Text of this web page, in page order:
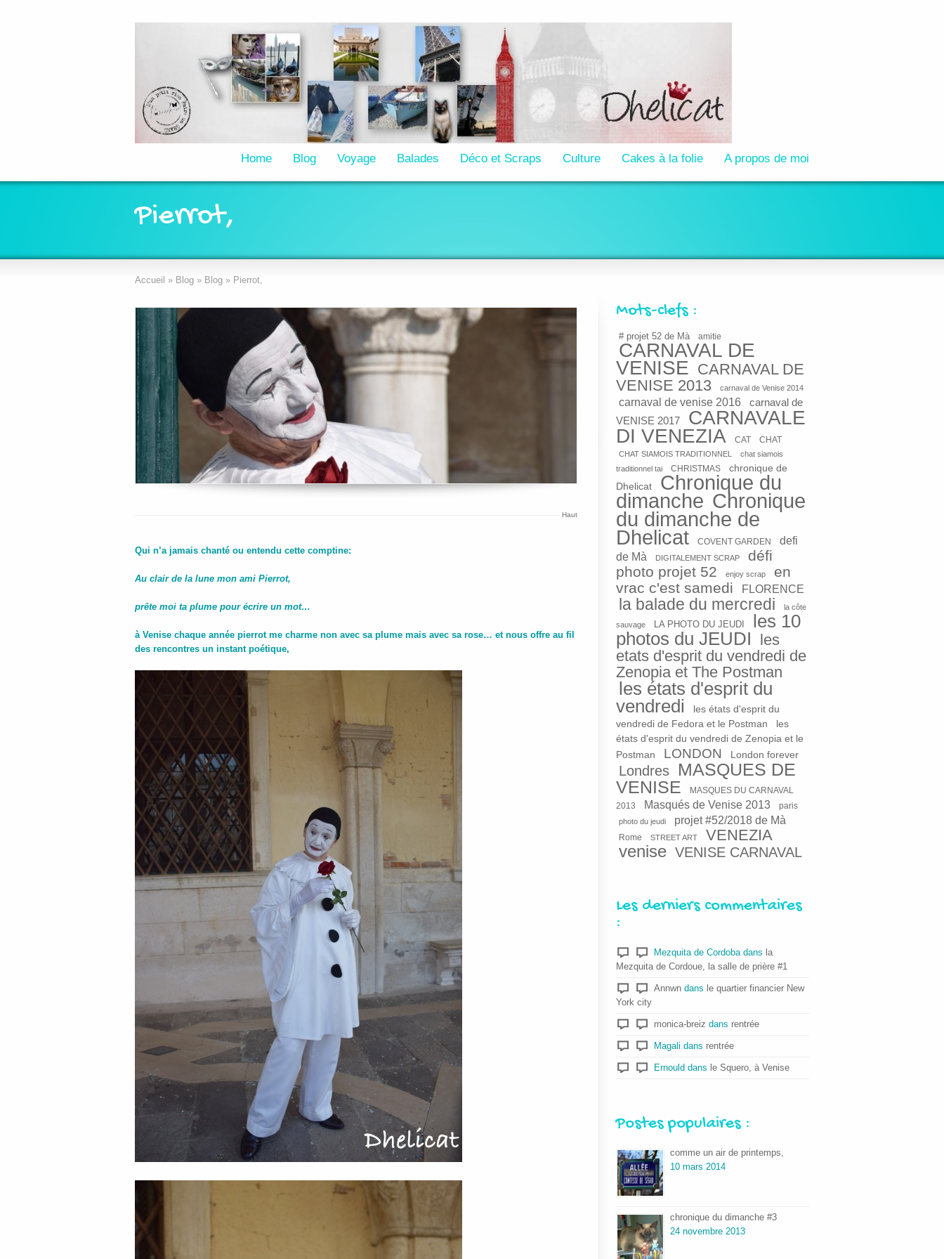
Home Blog Voyage Balades Déco et Scraps Culture Cakes à la folie A propos de moi
Pierrot,
Accueil » Blog » Blog » Pierrot,
Haut
Qui n’a jamais chanté ou entendu cette comptine:
Au clair de la lune mon ami Pierrot,
prête moi ta plume pour écrire un mot…
à Venise chaque année pierrot me charme non avec sa plume mais avec sa rose… et nous offre au fil
des rencontres un instant poétique,
Mots-clefs :
# projet 52 de Mà amitie
CARNAVAL DE
VENISE CARNAVAL DE
VENISE 2013
carnaval de Venise 2014
carnaval de venise 2016
carnaval de
VENISE 2017
CARNAVALE
DI VENEZIA
CAT CHAT
CHAT SIAMOIS TRADITIONNEL
chat siamois
traditionnel tai
CHRISTMAS
chronique de
Dhelicat
Chronique du
dimanche Chronique
du dimanche de
Dhelicat
COVENT GARDEN
defi
de Mà
DIGITALEMENT SCRAP
défi
photo projet 52
enjoy scrap
en
vrac c'est samedi
FLORENCE
la balade du mercredi la côte
sauvage LA PHOTO DU JEUDI
les 10
photos du JEUDI
les
etats d'esprit du vendredi de
Zenopia et The Postman
les états d'esprit du
vendredi
les états d'esprit du
vendredi de Fedora et le Postman
les
états d'esprit du vendredi de Zenopia et le
Postman
LONDON London forever
Londres
MASQUES DE
VENISE
MASQUES DU CARNAVAL
2013
Masqués de Venise 2013 paris
photo du jeudi projet #52/2018 de Mà
Rome STREET ART VENEZIA
venise VENISE CARNAVAL
Les derniers commentaires
:
Mezquita de Cordoba dans la
Mezquita de Cordoue, la salle de prière #1
Annwn dans le quartier financier New
York city
monica-breiz dans rentrée
Magali dans rentrée
Ernould dans le Squero, à Venise
Postes populaires :
comme un air de printemps,
10 mars 2014
chronique du dimanche #3
24 novembre 2013